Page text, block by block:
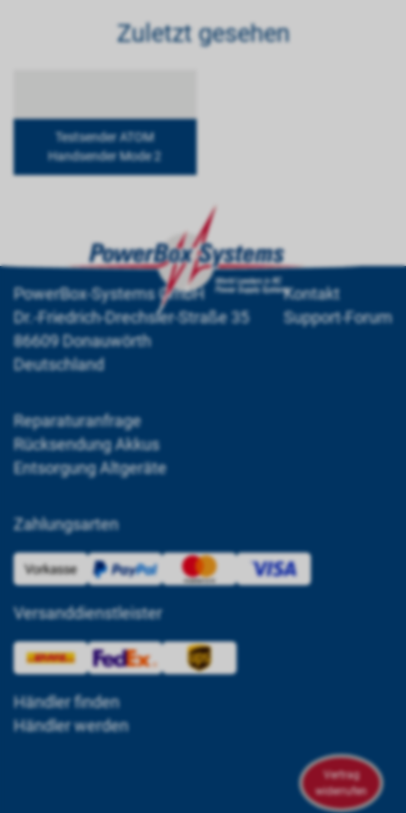
Zuletzt gesehen
Testsender ATOM
Handsender Mode 2
PowerBox-Systems GmbH
Dr.-Friedrich-Drechsler-Straße 35
86609 Donauwörth
Deutschland
Kontakt
Support-Forum
Reparaturanfrage
Rücksendung Akkus
Entsorgung Altgeräte
Zahlungsarten
Versanddienstleister
Händler finden
Händler werden
Vertrag
widerrufen